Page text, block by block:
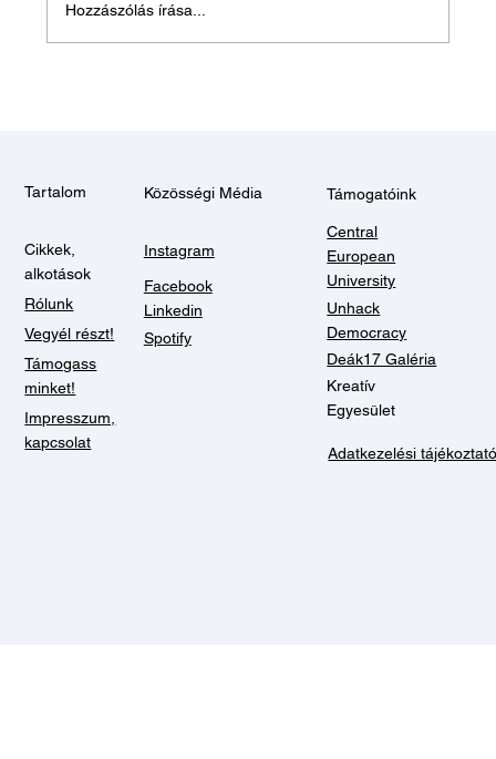
Balatonszemes, 2024 Augusztus
Hozzászólás írása...
Tartalom
Cikkek,
alkotások
Rólunk
Vegyél részt!
Támogass
minket!
Impresszum,
kapcsolat
Közösségi Média
Instagram
Facebook
Linkedin
Spotify
Támogatóink
Central
European
University
Unhack
Democracy
Deák17 Galéria
Kreatív
Egyesület
Adatkezelési